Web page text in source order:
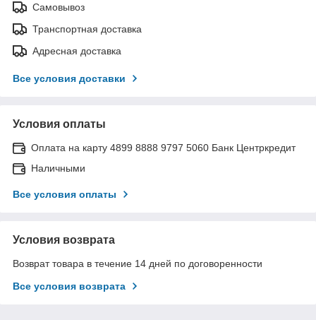
Самовывоз
Транспортная доставка
Адресная доставка
Все условия доставки
Условия оплаты
Оплата на карту 4899 8888 9797 5060 Банк Центркредит
Наличными
Все условия оплаты
Условия возврата
Возврат товара в течение 14 дней по договоренности
Все условия возврата